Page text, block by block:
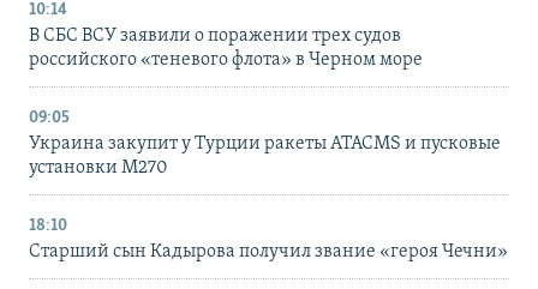
10:14
В СБС ВСУ заявили о поражении трех судов
российского «теневого флота» в Черном море
09:05
Украина закупит у Турции ракеты ATACMS и пусковые
установки M270
18:10
Старший сын Кадырова получил звание «героя Чечни»